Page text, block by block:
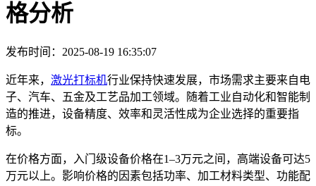
格分析
发布时间：2025-08-19 16:35:07
近年来， 激光打标机行业保持快速发展，市场需求主要来自电
子、汽车、五金及工艺品加工领域。随着工业自动化和智能制
造的推进，设备精度、效率和灵活性成为企业选择的重要指
标。
在价格方面，入门级设备价格在1–3万元之间，高端设备可达5
万元以上。影响价格的因素包括功率、加工材料类型、功能配